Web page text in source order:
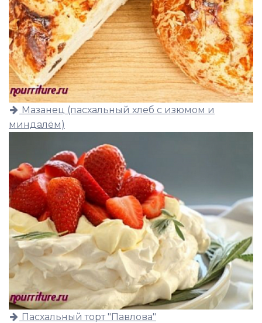
Мазанец (пасхальный хлеб с изюмом и
миндалём)
Пасхальный торт "Павлова"